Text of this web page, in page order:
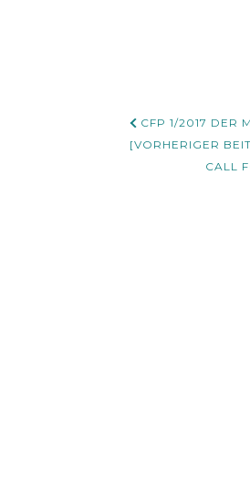
Beitrags-
CFP 1/2017 DER
[VORHERIGER
CALL